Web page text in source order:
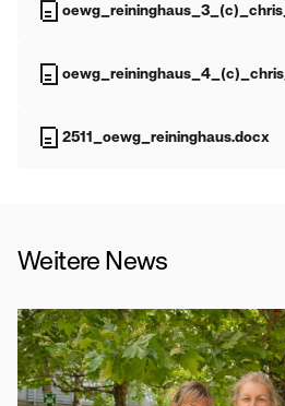
2511_oewg_reininghaus.docx
Weitere News